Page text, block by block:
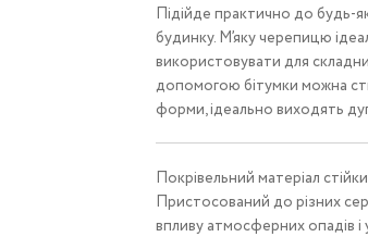
Підійде практично до будь-
будинку. М’яку черепицю
використовувати для
допомогою бітумки можна
форми, ідеально виходять
Покрівельний матеріал
Пристосований до різних
впливу атмосферних опадів